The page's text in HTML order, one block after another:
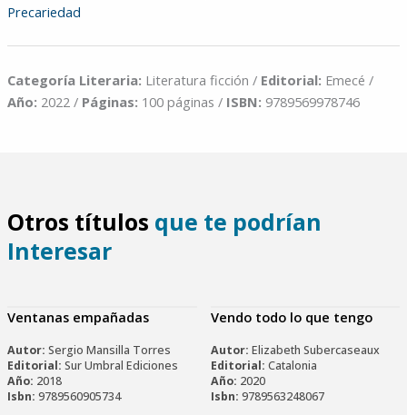
Precariedad
Categoría Literaria: Literatura ficción / Editorial: Emecé /
Año: 2022 / Páginas: 100 páginas / ISBN: 9789569978746
Otros títulos que te podrían
Interesar
Ventanas empañadas
Autor: Sergio Mansilla Torres
Editorial: Sur Umbral Ediciones
Año: 2018
Isbn: 9789560905734
Vendo todo lo que tengo
Autor: Elizabeth Subercaseaux
Editorial: Catalonia
Año: 2020
Isbn: 9789563248067